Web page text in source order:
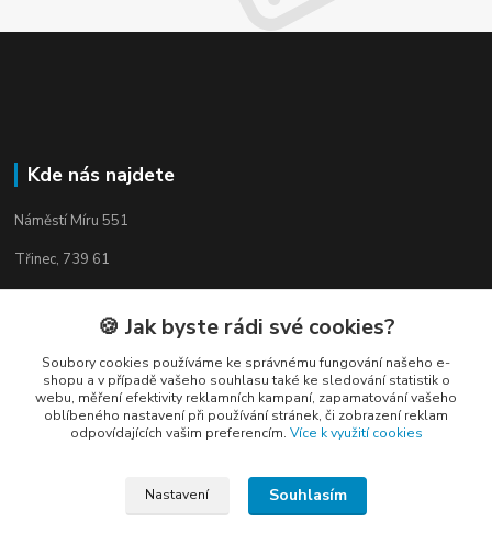
Kde nás najdete
Náměstí Míru 551
Třinec, 739 61
Kontakty
🍪 Jak byste rádi své cookies?
Soubory cookies používáme ke správnému fungování našeho e-
shopu a v případě vašeho souhlasu také ke sledování statistik o
webu, měření efektivity reklamních kampaní, zapamatování vašeho
oblíbeného nastavení při používání stránek, či zobrazení reklam
odpovídajících vašim preferencím. Více k využití cookies
Nastavení Souhlasím